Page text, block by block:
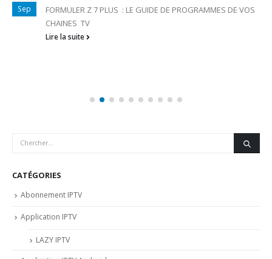
Sep
FORMULER Z 7 PLUS : LE GUIDE DE PROGRAMMES DE VOS
CHAINES TV
Lire la suite
CATÉGORIES
Abonnement IPTV
Application IPTV
LAZY IPTV